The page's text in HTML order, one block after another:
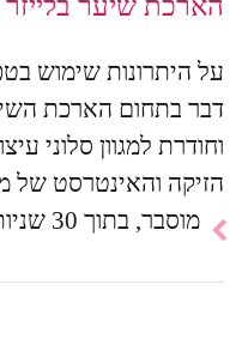
על היתרונות שימוש
דבר בתחום הארכת
וחודרת למגוון סלוני
הזיקה והאינטרסט של
מוסבר, בתוך 30 שניות ...
להמשך